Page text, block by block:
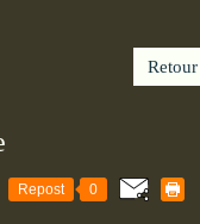
Repost 0